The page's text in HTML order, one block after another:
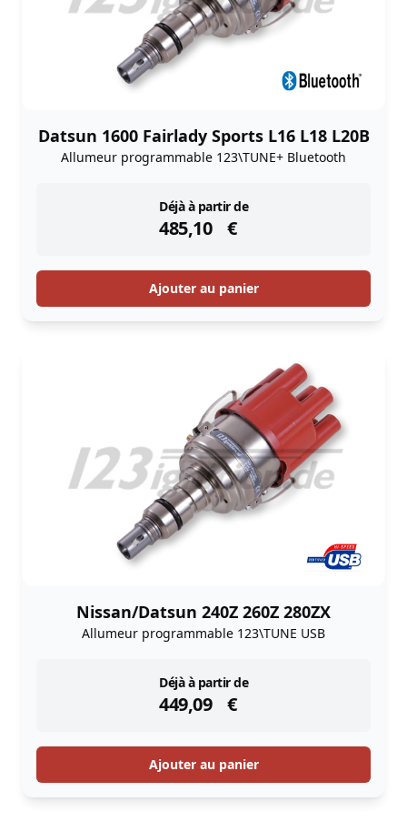
Datsun 1600 Fairlady Sports L16 L18 L20B
Allumeur programmable 123\TUNE+ Bluetooth
Déjà à partir de
485,10 €
instock
Ajouter au panier
Nissan/Datsun 240Z 260Z 280ZX
Allumeur programmable 123\TUNE USB
Déjà à partir de
449,09 €
instock
Ajouter au panier